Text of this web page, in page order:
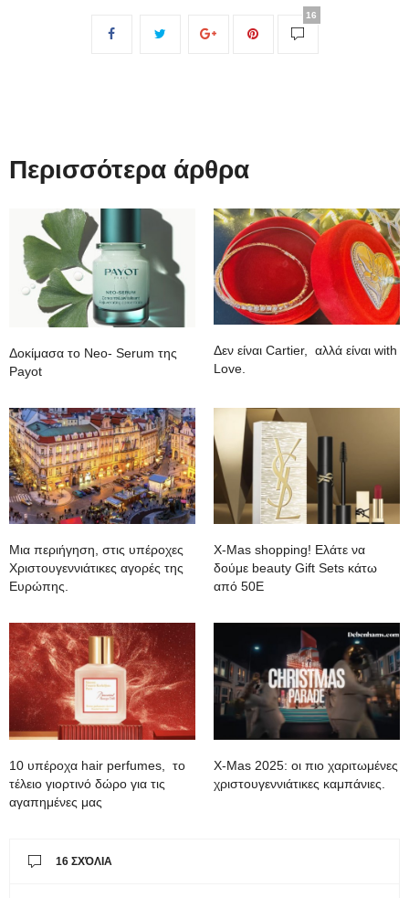
16
Περισσότερα άρθρα
Δοκίμασα το Neo- Serum της
Payot
Δεν είναι Cartier, αλλά είναι with
Love.
Mια περιήγηση, στις υπέροχες
Χριστουγεννιάτικες αγορές της
Ευρώπης.
Χ-Mas shopping! Ελάτε να
δούμε beauty Gift Sets κάτω
από 50Ε
10 υπέροχα hair perfumes, το
τέλειο γιορτινό δώρο για τις
αγαπημένες μας
X-Mas 2025: oι πιο χαριτωμένες
χριστουγεννιάτικες καμπάνιες.
16 ΣΧΌΛΙΑ